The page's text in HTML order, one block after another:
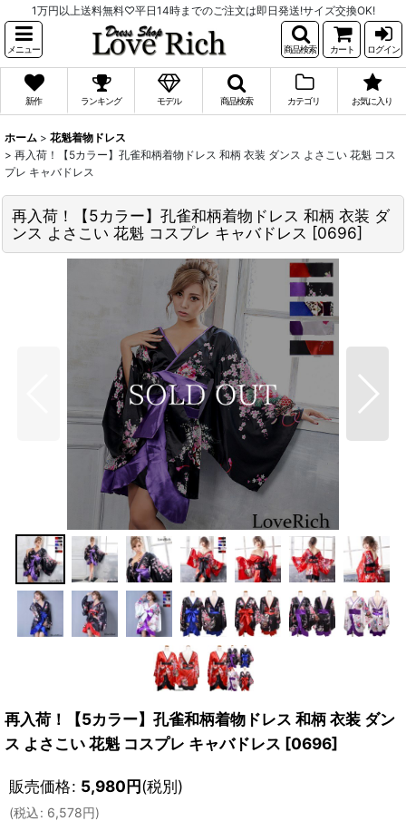
1万円以上送料無料♡平日14時までのご注文は即日発送!サイズ交換OK!
メニュー 商品検索 カート ログイン
新作 ランキング モデル 商品検索 カテゴリ お気に入り
ホーム > 花魁着物ドレス
> 再入荷！【5カラー】孔雀和柄着物ドレス 和柄 衣装 ダンス よさこい 花魁 コス
プレ キャバドレス
再入荷！【5カラー】孔雀和柄着物ドレス 和柄 衣装 ダ
ンス よさこい 花魁 コスプレ キャバドレス [0696]
再入荷！【5カラー】孔雀和柄着物ドレス 和柄 衣装 ダン
ス よさこい 花魁 コスプレ キャバドレス [0696]
販売価格: 5,980円(税別)
(税込: 6,578円)